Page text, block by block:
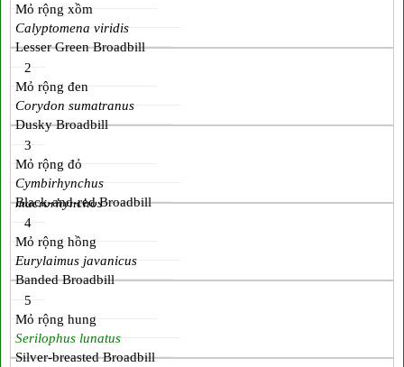
Mỏ rộng xồm
Calyptomena viridis
Lesser Green Broadbill
2
Mỏ rộng đen
Corydon sumatranus
Dusky Broadbill
3
Mỏ rộng đỏ
Cymbirhynchus
macrorhynchos
Black-and-red Broadbill
4
Mỏ rộng hồng
Eurylaimus javanicus
Banded Broadbill
5
Mỏ rộng hung
Serilophus lunatus
Silver-breasted Broadbill